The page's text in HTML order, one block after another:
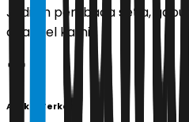
Jadilah pembaca setia,
channel kami!
Artikel Terkait